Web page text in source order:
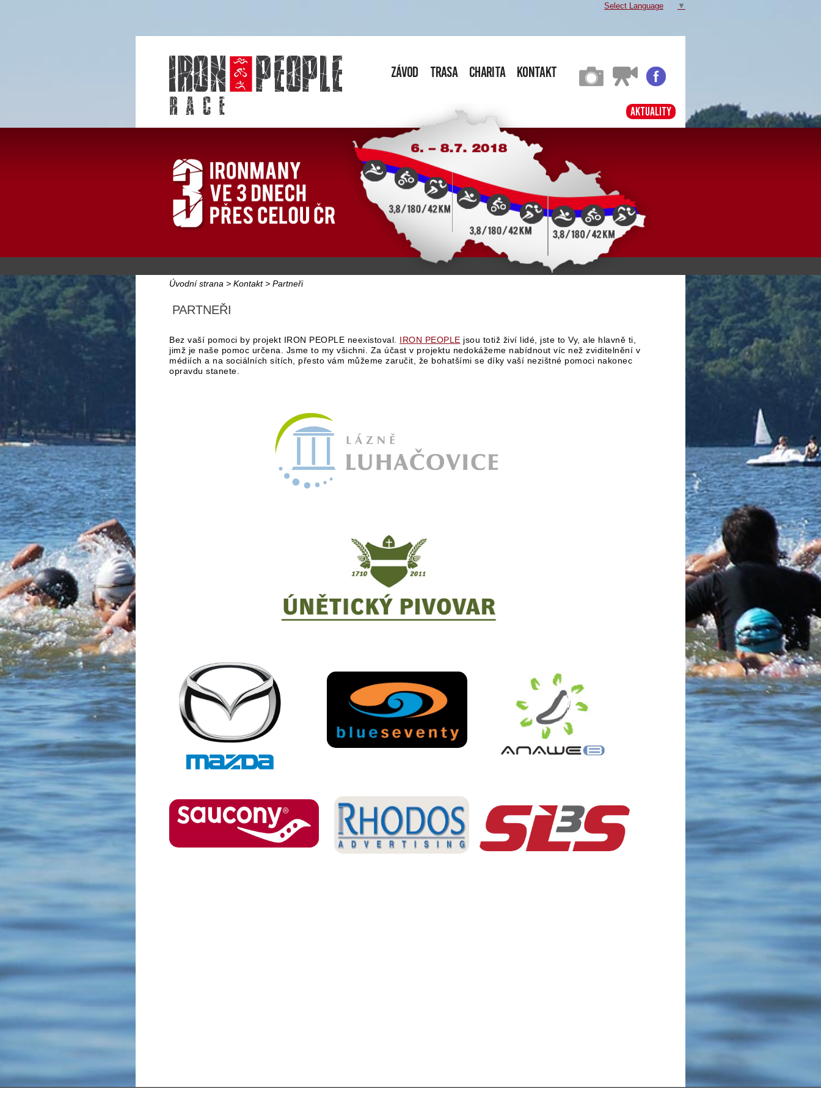
Select Language ▼
r a c e
Závod Trasa Charita Kontakt
Aktuality
Úvodní strana > Kontakt> Partneři
PARTNEŘI
Bez vaší pomoci by projekt IRON PEOPLE neexistoval. IRON PEOPLE jsou totiž živí lidé, jste to Vy, ale hlavně ti,
jimž je naše pomoc určena. Jsme to my všichni. Za účast v projektu nedokážeme nabídnout víc než zviditelnění v
médiích a na sociálních sítích, přesto vám můžeme zaručit, že bohatšími se díky vaší nezištné pomoci nakonec
opravdu stanete.